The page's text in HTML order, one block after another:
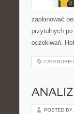
zaplanować
przytulnych
oczekiwań.
POSTED BY